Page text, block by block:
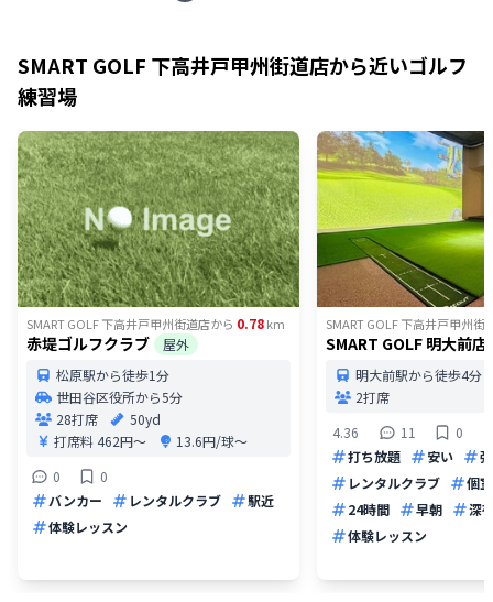
SMART GOLF 下高井戸甲州街道店から近いゴルフ
練習場
SMART GOLF 下高井戸甲州街道店から 0.78km
赤堤ゴルフクラブ
屋外
松原駅から徒歩1分
世田谷区役所から5分
28打席
50yd
打席料462円〜
13.6円/球〜
0
0
バンカー
レンタルクラブ
駅近
体験レッスン
SMART GOLF 下高井戸甲州街
SMART GOLF 明大前店
明大前駅から徒歩4分
2打席
4.36
11
0
打ち放題
安い
レンタルクラブ
個
24時間
早朝
深
体験レッスン